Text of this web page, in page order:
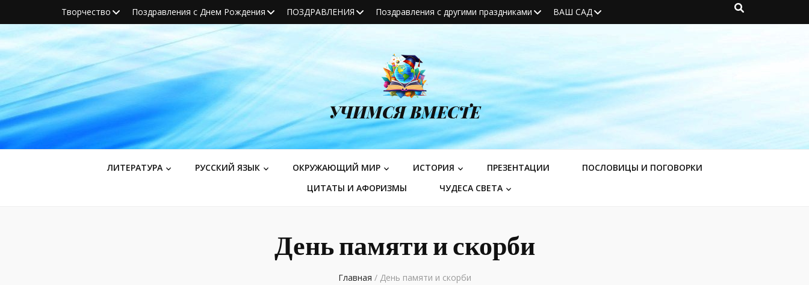
Творчество Поздравления с Днем Рождения ПОЗДРАВЛЕНИЯ Поздравления с другими праздниками ВАШ САД
УЧИМСЯ ВМЕСТЕ
ЛИТЕРАТУРА РУССКИЙ ЯЗЫК ОКРУЖАЮЩИЙ МИР ИСТОРИЯ ПРЕЗЕНТАЦИИ
ПОСЛОВИЦЫ И ПОГОВОРКИ
ЦИТАТЫ И АФОРИЗМЫ
ЧУДЕСА СВЕТА
День памяти и скорби
Главная / День памяти и скорби